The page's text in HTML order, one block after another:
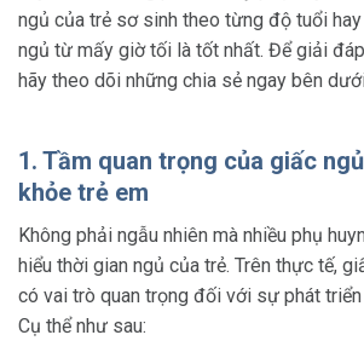
ngủ của trẻ sơ sinh theo từng độ tuổi
ngủ từ mấy giờ tối là tốt nhất. Để giải
hãy theo dõi những chia sẻ ngay bên
1. Tầm quan trọng của giấc
khỏe trẻ em
Không phải ngẫu nhiên mà nhiều phụ
hiểu thời gian ngủ của trẻ. Trên thực tế,
có vai trò quan trọng đối với sự phát
Cụ thể như sau: